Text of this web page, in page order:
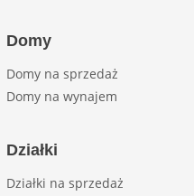
Domy
Domy na sprzedaż
Domy na wynajem
Działki
Działki na sprzedaż